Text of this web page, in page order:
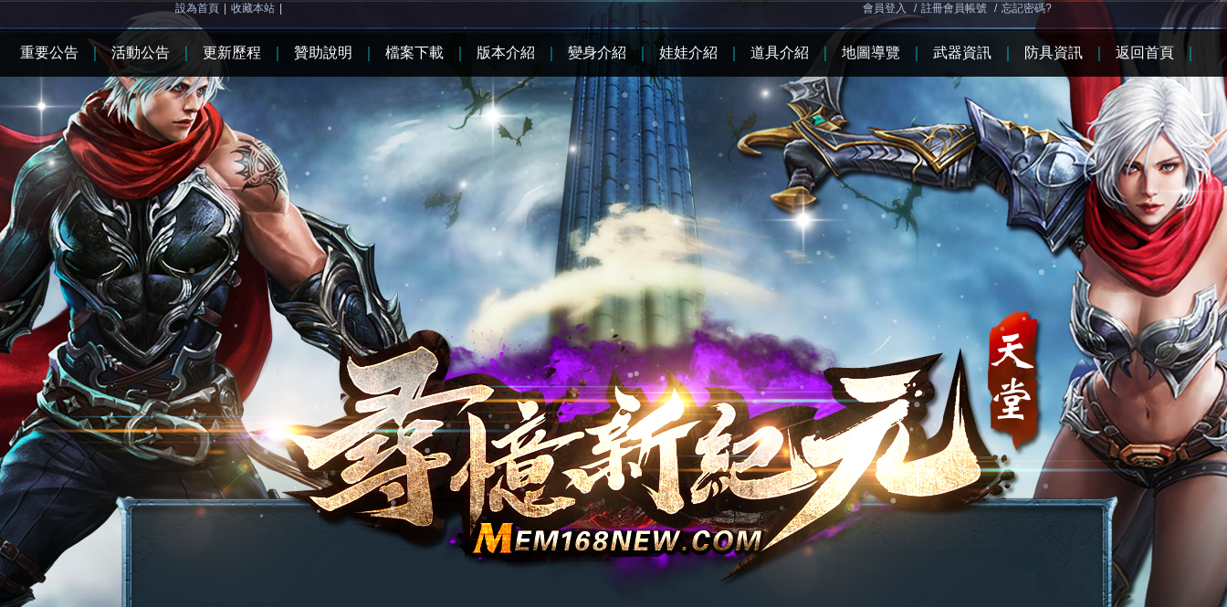
設為首頁 收藏本站 會員登入 / 註冊會員帳號 / 忘記密碼?